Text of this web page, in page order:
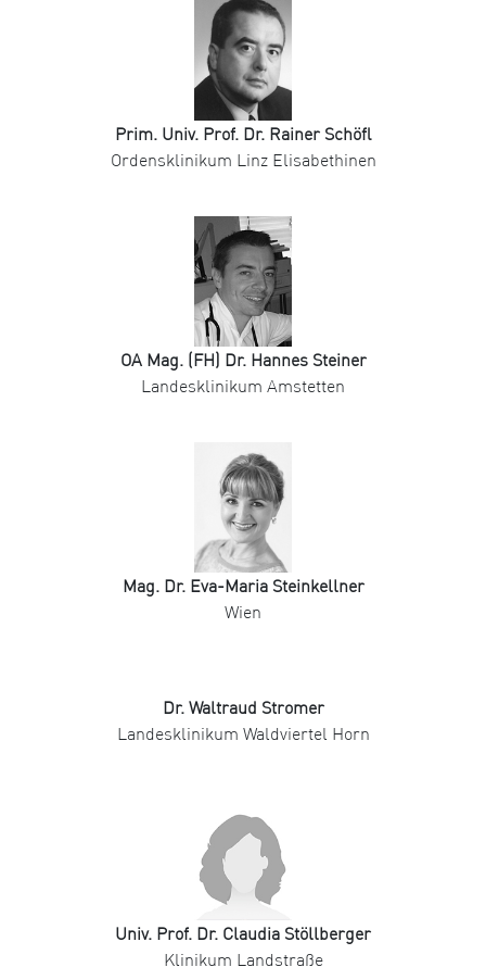
Prim. Univ. Prof. Dr. Rainer Schöfl
Ordensklinikum Linz Elisabethinen
OA Mag. (FH) Dr. Hannes Steiner
Landesklinikum Amstetten
Mag. Dr. Eva-Maria Steinkellner
Wien
Dr. Waltraud Stromer
Landesklinikum Waldviertel Horn
Univ. Prof. Dr. Claudia Stöllberger
Klinikum Landstraße